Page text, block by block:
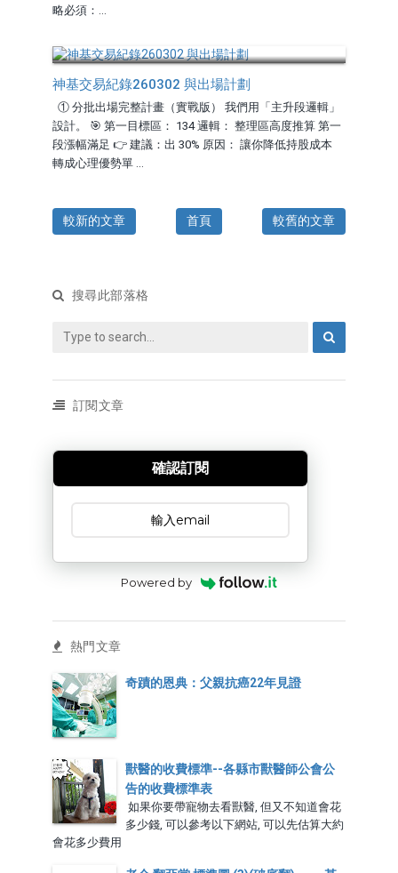
略必須：...
神基交易紀錄260302 與出場計劃
① 分批出場完整計畫（實戰版） 我們用「主升段邏輯」
設計。 🎯 第一目標區： 134 邏輯： 整理區高度推算 第一
段漲幅滿足 👉 建議：出 30% 原因： 讓你降低持股成本
轉成心理優勢單 ...
較新的文章 較舊的文章
首頁
搜尋此部落格
訂閱文章
訂閱文章
確認訂閱
Powered by
熱門文章
奇蹟的恩典：父親抗癌22年見證
獸醫的收費標準--各縣市獸醫師公會公
告的收費標準表
如果你要帶寵物去看獸醫, 但又不知道會花
多少錢, 可以參考以下網站, 可以先估算大約
會花多少費用